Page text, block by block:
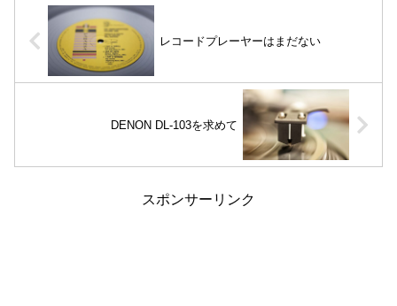
レコードプレーヤーはまだない
DENON DL-103を求めて
スポンサーリンク